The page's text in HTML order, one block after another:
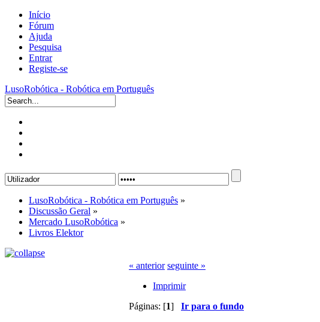
Início
Fórum
Ajuda
Pesquisa
Entrar
Registe-se
LusoRobótica - Robótica em Português
LusoRobótica - Robótica em Português »
Discussão Geral »
Mercado LusoRobótica »
Livros Elektor
« anterior seguinte »
Imprimir
Páginas: [1] Ir para o fundo